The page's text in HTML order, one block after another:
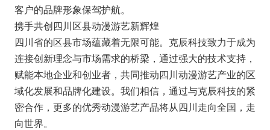
客户的品牌形象保驾护航。
携手共创四川区县动漫游艺新辉煌
四川省的区县市场蕴藏着无限可能。克辰科技致力于成为
连接创新理念与市场需求的桥梁，通过强大的技术支持，
赋能本地企业和创业者，共同推动四川动漫游艺产业的区
域化发展和品牌化建设。我们相信，通过与克辰科技的紧
密合作，更多的优秀动漫游艺产品将从四川走向全国，走
向世界。